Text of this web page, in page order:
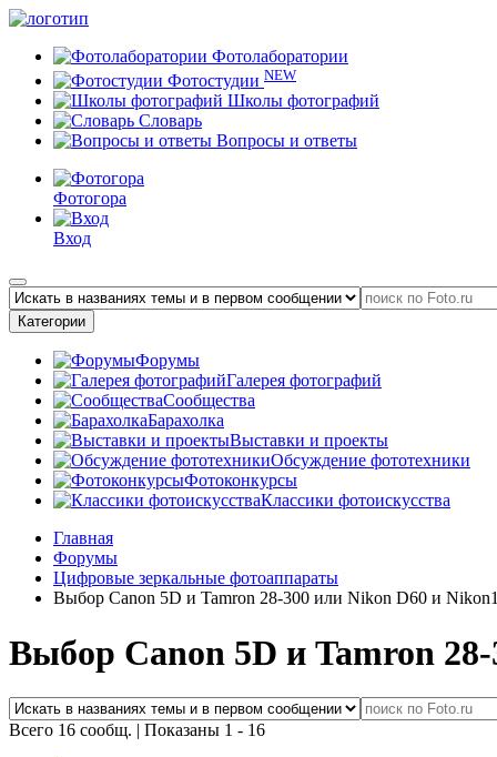
Фотолаборатории
Фотостудии NEW
Школы фотографий
Словарь
Вопросы и ответы
Фотогора
Вход
Категории
Форумы
Галерея фотографий
Сообщества
Барахолка
Выставки и проекты
Обсуждение фототехники
Фотоконкурсы
Классики фотоискусства
Главная
Форумы
Цифровые зеркальные фотоаппараты
Выбор Canon 5D и Tamron 28-300 или Nikon D60 и
Выбор Canon 5D и Tamron
Всего 16 сообщ. | Показаны 1 - 16